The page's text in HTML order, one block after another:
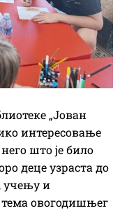
„Јован
интересовање
што је било
деце узраста до
учењу и
овогодишњег